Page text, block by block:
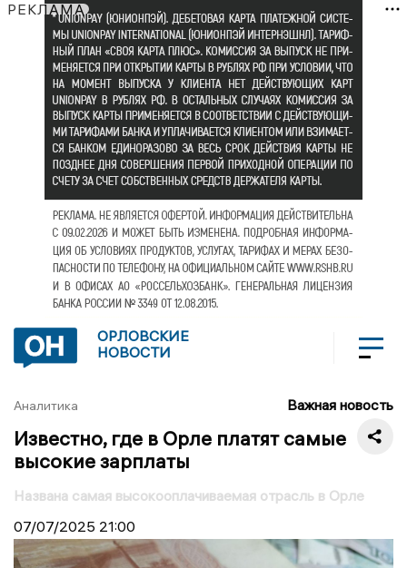
РЕКЛАМА
ОРЛОВСКИЕ
НОВОСТИ
Аналитика Важная новость
Известно, где в Орле платят самые
высокие зарплаты
Названа самая высокооплачиваемая отрасль в Орле
07/07/2025 21:00